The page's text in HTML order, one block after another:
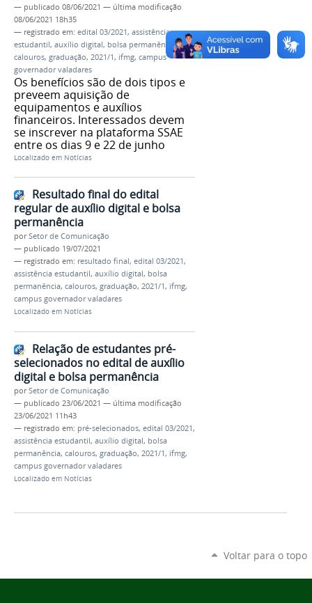
— publicado 08/06/2021 — última modificação
08/06/2021 18h35
— registrado em: edital 03/2021, assistência
estudantil, auxílio digital, bolsa permanência,
calouros, graduação, 2021/1, ifmg, campus
governador valadares
Os benefícios são de dois tipos e
preveem aquisição de
equipamentos e auxílios
financeiros. Interessados devem
se inscrever na plataforma SSAE
entre os dias 9 e 22 de junho
Localizado em Notícias
Resultado final do edital
regular de auxílio digital e bolsa
permanência
porSetor de Comunicação
— publicado 19/07/2021
— registrado em: resultado final, edital 03/2021,
assistência estudantil, auxílio digital, bolsa
permanência, calouros, graduação, 2021/1, ifmg,
campus governador valadares
Localizado em Notícias
Relação de estudantes pré-
selecionados no edital de auxílio
digital e bolsa permanência
porSetor de Comunicação
— publicado 23/06/2021 — última modificação
23/06/2021 11h43
— registrado em: pré-selecionados, edital 03/2021,
assistência estudantil, auxílio digital, bolsa
permanência, calouros, graduação, 2021/1, ifmg,
campus governador valadares
Localizado em Notícias
Voltar para o topo